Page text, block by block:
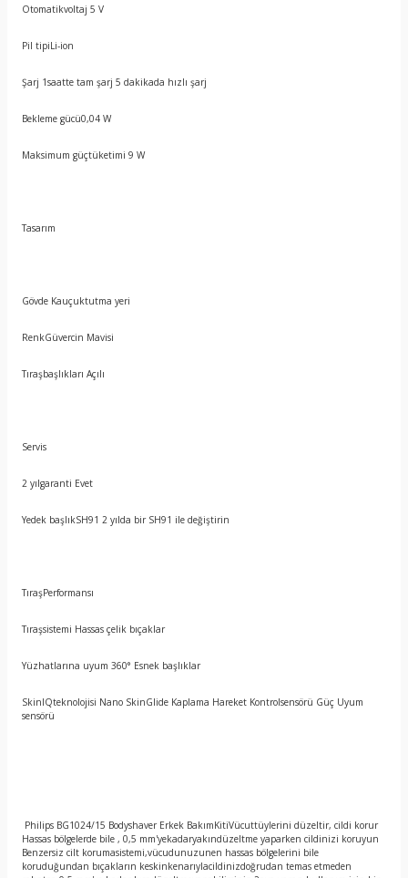
Otomatikvoltaj 5 V
Pil tipiLi-ion
Şarj 1saatte tam şarj 5 dakikada hızlı şarj
Bekleme gücü0,04 W
Maksimum güçtüketimi 9 W
Tasarım
Gövde Kauçuktutma yeri
RenkGüvercin Mavisi
Tıraşbaşlıkları Açılı
Servis
2 yılgaranti Evet
Yedek başlıkSH91 2 yılda bir SH91 ile değiştirin
TıraşPerformansı
Tıraşsistemi Hassas çelik bıçaklar
Yüzhatlarına uyum 360° Esnek başlıklar
SkinIQteknolojisi Nano SkinGlide Kaplama Hareket Kontrolsensörü Güç Uyum
sensörü
Philips BG1024/15 Bodyshaver Erkek BakımKitiVücuttüylerini düzeltir, cildi korur
Hassas bölgelerde bile , 0,5 mm'yekadaryakındüzeltme yaparken cildinizi koruyun
Benzersiz cilt korumasistemi,vücudunuzunen hassas bölgelerini bile
koruduğundan bıçakların keskinkenarıylacildinizdoğrudan temas etmeden